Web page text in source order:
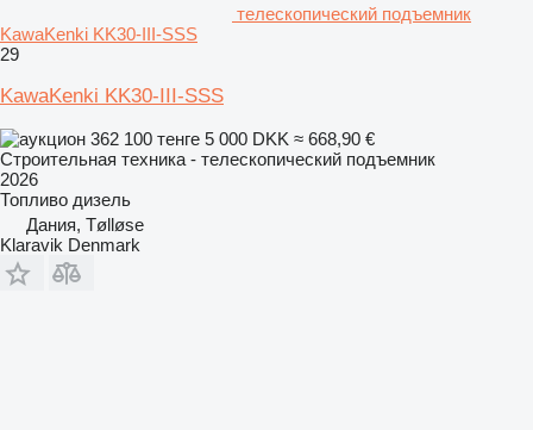
телескопический подъемник
KawaKenki KK30-III-SSS
29
KawaKenki KK30-III-SSS
362 100 тенге 5 000 DKK ≈ 668,90 €
Строительная техника - телескопический подъемник
2026
Топливо дизель
Дания, Tølløse
Klaravik Denmark